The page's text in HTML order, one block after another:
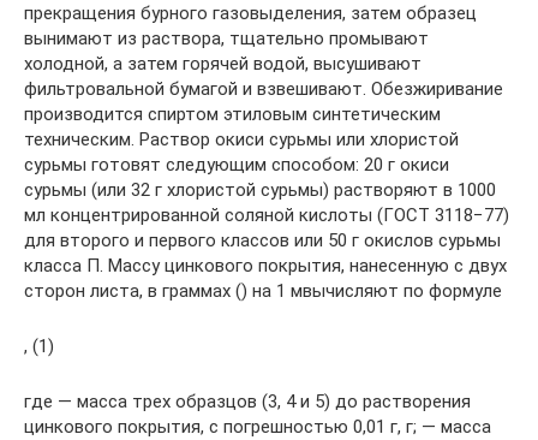
прекращения бурного газовыделения, затем образец
вынимают из раствора, тщательно промывают
холодной, а затем горячей водой, высушивают
фильтровальной бумагой и взвешивают. Обезжиривание
производится спиртом этиловым синтетическим
техническим. Раствор окиси сурьмы или хлористой
сурьмы готовят следующим способом: 20 г окиси
сурьмы (или 32 г хлористой сурьмы) растворяют в 1000
мл концентрированной соляной кислоты (ГОСТ 3118−77)
для второго и первого классов или 50 г окислов сурьмы
класса П. Массу цинкового покрытия, нанесенную с двух
сторон листа, в граммах () на 1 мвычисляют по формуле
, (1)
где — масса трех образцов (3, 4 и 5) до растворения
цинкового покрытия, с погрешностью 0,01 г, г; — масса